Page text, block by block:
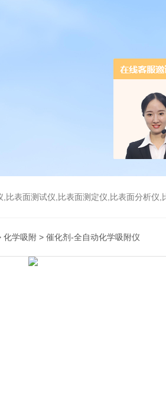
面测试仪,比表面测定仪,比表面分析仪,比表面测量仪,
化学吸附 > 催化剂-全自动化学吸附仪